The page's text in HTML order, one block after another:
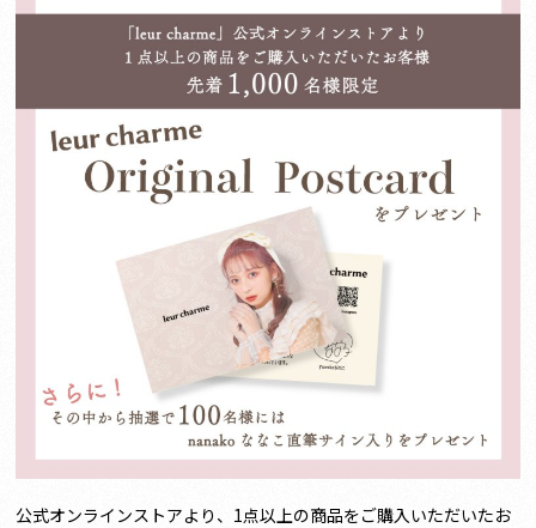
公式オンラインストアより、1点以上の商品をご購入いただいたお